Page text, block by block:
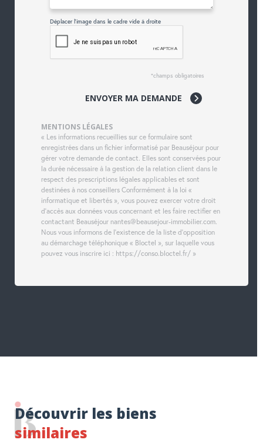
Déplacer l'image dans le cadre vide à droite
*champs obligatoires
ENVOYER MA DEMANDE
MENTIONS LÉGALES
« Les informations recueillies sur ce formulaire sont
enregistrées dans un fichier informatisé par Beauséjour pour
gérer votre demande de contact. Elles sont conservées pour
la durée nécessaire à la gestion de la relation client dans le
respect des prescriptions légales applicables et sont
destinées à nos conseillers Conformément à la loi «
informatique et libertés », vous pouvez exercer votre droit
d'accès aux données vous concernant et les faire rectifier en
contactant Beauséjour nantes@beausejour-immobilier.com.
Nous vous informons de l'existence de la liste d'opposition
au démarchage téléphonique « Bloctel », sur laquelle vous
pouvez vous inscrire ici : https://conso.bloctel.fr/ »
Découvrir les biens
similaires